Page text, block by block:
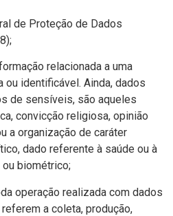
de Proteção de Dados
relacionada a uma
ou identificável. Ainda, dados
de sensíveis, são aqueles
convicção religiosa, opinião
a organização de caráter
dado referente à saúde ou à
biométrico;
operação realizada com dados
a coleta, produção,